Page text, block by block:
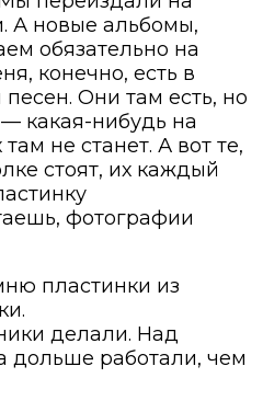
А новые альбомы,
обязательно на
конечно, есть в
Они там есть, но
какая-нибудь на
не станет. А вот те,
стоят, их каждый
фотографии
пластинки из
делали. Над
работали, чем